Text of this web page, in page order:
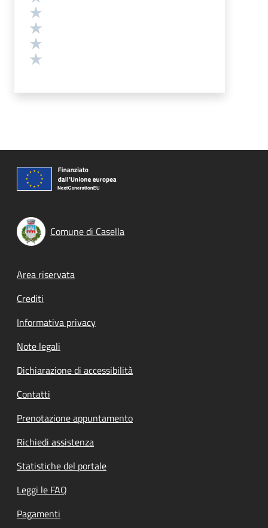
Comune di Casella
Footer menu
Area riservata
Crediti
Informativa privacy
Note legali
Dichiarazione di accessibilità
Contatti
Prenotazione appuntamento
Richiedi assistenza
Statistiche del portale
Leggi le FAQ
Pagamenti